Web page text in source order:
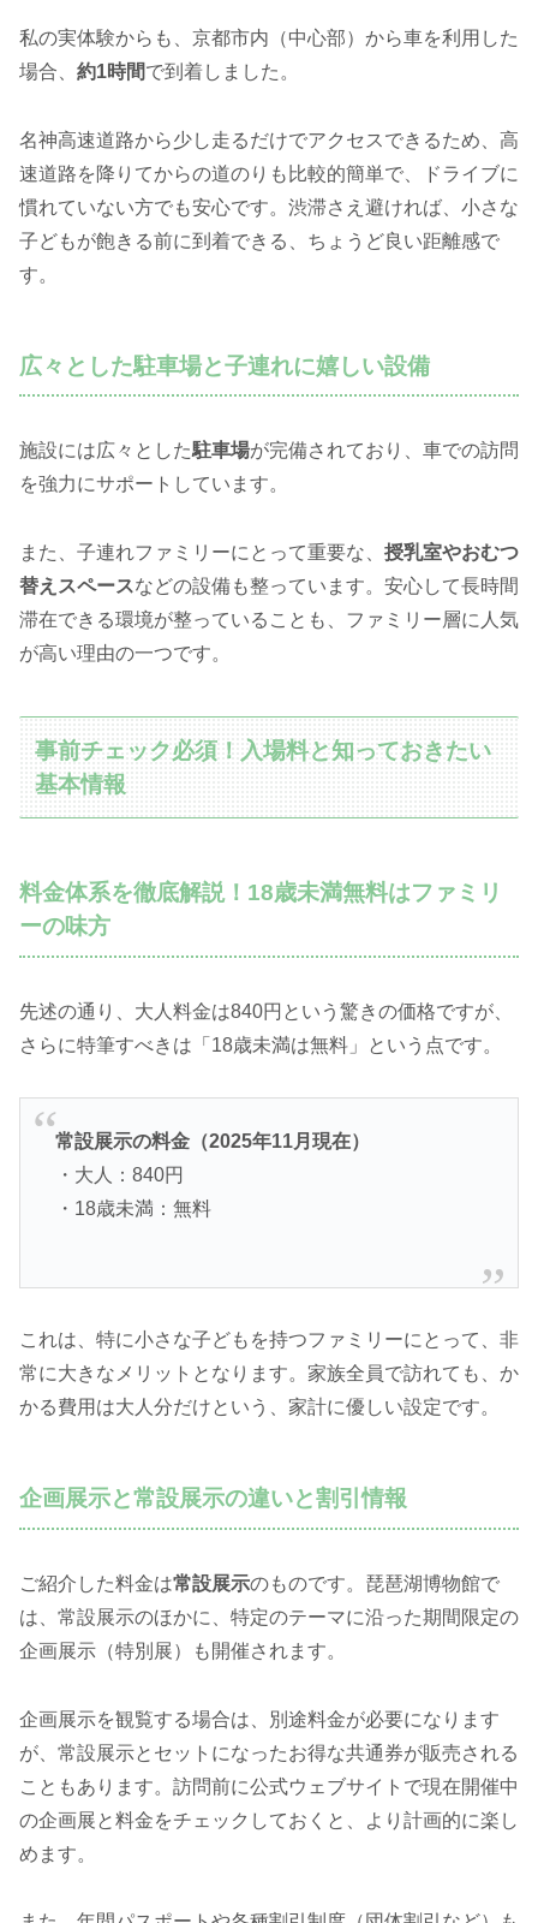
私の実体験からも、京都市内（中心部）から車を利用した
場合、 約1時間で到着しました。
名神高速道路から少し走るだけでアクセスできるため、高
速道路を降りてからの道のりも比較的簡単で、ドライブに
慣れていない方でも安心です。渋滞さえ避ければ、小さな
子どもが飽きる前に到着できる、ちょうど良い距離感で
す。
広々とした駐車場と子連れに嬉しい設備
施設には広々とした駐車場が完備されており、車での訪問
を強力にサポートしています。
また、子連れファミリーにとって重要な、 授乳室やおむつ
替えスペースなどの設備も整っています。安心して長時間
滞在できる環境が整っていることも、ファミリー層に人気
が高い理由の一つです。
事前チェック必須！入場料と知っておきたい
基本情報
料金体系を徹底解説！18歳未満無料はファミリ
ーの味方
先述の通り、大人料金は840円という驚きの価格ですが、
さらに特筆すべきは「18歳未満は無料」という点です。
常設展示の料金（2025年11月現在）
・大人：840円
・18歳未満：無料
これは、特に小さな子どもを持つファミリーにとって、非
常に大きなメリットとなります。家族全員で訪れても、か
かる費用は大人分だけという、家計に優しい設定です。
企画展示と常設展示の違いと割引情報
ご紹介した料金は常設展示のものです。琵琶湖博物館で
は、常設展示のほかに、特定のテーマに沿った期間限定の
企画展示（特別展）も開催されます。
企画展示を観覧する場合は、別途料金が必要になります
が、常設展示とセットになったお得な共通券が販売される
こともあります。訪問前に公式ウェブサイトで現在開催中
の企画展と料金をチェックしておくと、より計画的に楽し
めます。